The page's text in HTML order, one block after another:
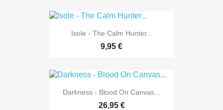
Isole - The Calm Hunter...
9,95 €
Darkness - Blood On Canvas...
26,95 €